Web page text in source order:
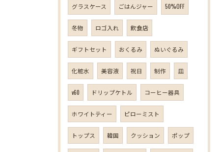
グラスケース ごはんジャー 50%OFF
冬物 ロゴ入れ 飲食店
ギフトセット おくるみ ぬいぐるみ
化粧水 美容液 祝日 制作 皿
v60 ドリップケトル コーヒー器具
ホワイトティー ピローミスト
トップス 韓国 クッション ポップ